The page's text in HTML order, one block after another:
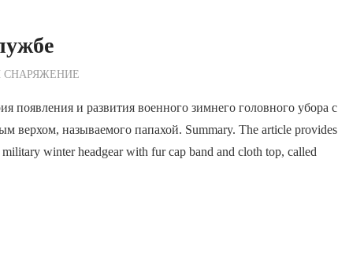
СНАРЯЖЕНИЕ
появления и развития военного зимнего головного убора с
называемого папахой. Summary. The article provides
winter headgear with fur cap band and cloth top, called